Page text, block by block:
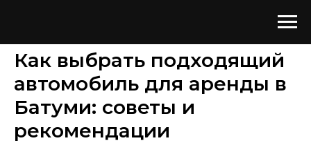
Как выбрать подходящий
автомобиль для аренды в
Батуми: советы и
рекомендации